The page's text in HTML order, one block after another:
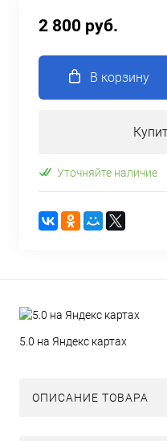
2 800 руб.
В корзину
Уточняйте наличие
5.0 на Яндекс картах
ОПИСАНИЕ ТОВАРА